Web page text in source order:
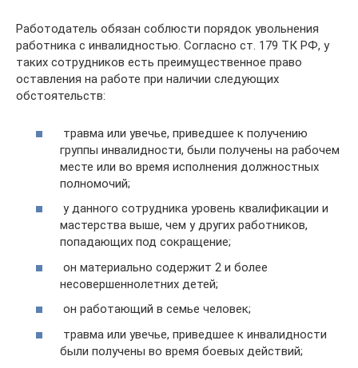
Работодатель обязан соблюсти порядок увольнения
работника с инвалидностью. Согласно ст. 179 ТК РФ, у
таких сотрудников есть преимущественное право
оставления на работе при наличии следующих
обстоятельств:
травма или увечье, приведшее к получению
группы инвалидности, были получены на рабочем
месте или во время исполнения должностных
полномочий;
у данного сотрудника уровень квалификации и
мастерства выше, чем у других работников,
попадающих под сокращение;
он материально содержит 2 и более
несовершеннолетних детей;
он работающий в семье человек;
травма или увечье, приведшее к инвалидности
были получены во время боевых действий;